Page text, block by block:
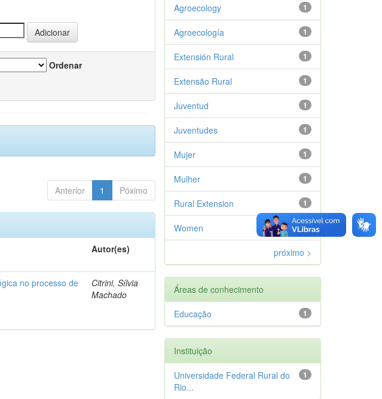
Ordenar
Anterior 1 Póximo
Autor(es)
no processo de
Citrini, Sílvia
Machado
1
Agroecology
1
Agroecología
1
Extensión Rural
1
Extensão Rural
1
Juventud
1
Juventudes
1
Mujer
1
Mulher
1
Rural Extension
1
Women
próximo >
Áreas de conhecimento
1
Educação
Instituição
1
Universidade Federal Rural do
Rio...